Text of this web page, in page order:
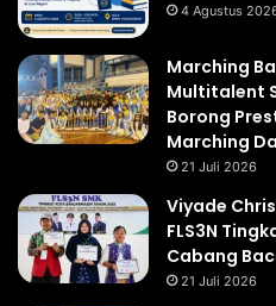
4 Agustus
Marching
Multitalent
Borong
Marching
21 Juli 2026
Viyade
FLS3N
Cabang
21 Juli 2026